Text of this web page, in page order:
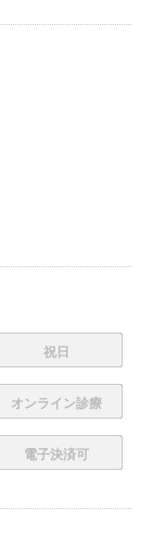
祝日
オンライン診療
電子決済可